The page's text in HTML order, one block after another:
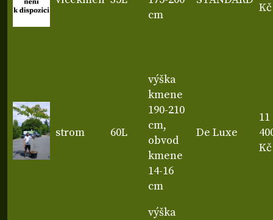
cm
Kč
strom 60L
výška
kmene
190-210
cm,
obvod
kmene
14-16
cm
De Luxe
11
Kč
výška